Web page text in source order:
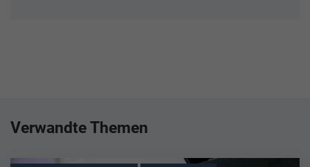
Verwandte Themen